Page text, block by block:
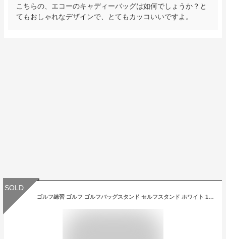
こちらの、エコーのキャディーバッグは如何でしょうか？と
てもおしゃれなデザインで、とてもカッコいいですよ。
SOLD
ゴルフ練習 ゴルフ ゴルフバッグスタンド セルフスタンド ホワイト 120cm×12cm防水 軽量 クラブケース ゴルフ セルフスタンドバッグ スタンド スタンドバッグ ゴルフバック ゴルフクラブケース 練習用 軽量 持ち運び